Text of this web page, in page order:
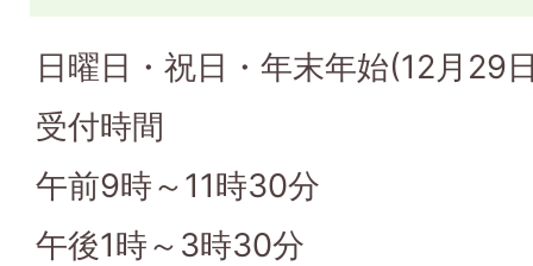
日曜日・祝日・年末年始(12月29
受付時間
午前9時～11時30分
午後1時～3時30分